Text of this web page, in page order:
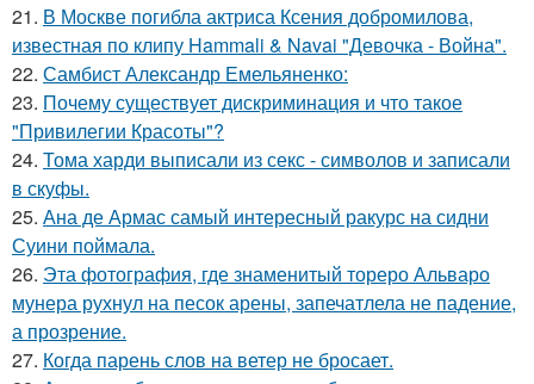
21. В Москве погибла актриса Ксения добромилова,
известная по клипу Hammali & Navai "Девочка - Война".
22. Самбист Александр Емельяненко:
23. Почему существует дискриминация и что такое
"Привилегии Красоты"?
24. Тома харди выписали из секс - символов и записали
в скуфы.
25. Ана де Армас самый интересный ракурс на сидни
Суини поймала.
26. Эта фотография, где знаменитый тореро Альваро
мунера рухнул на песок арены, запечатлела не падение,
а прозрение.
27. Когда парень слов на ветер не бросает.